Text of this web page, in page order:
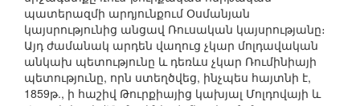
պատերազմի արդյունքում Օսմանյան
կայսրությունից անցավ Ռուսական կայսրությանը։
Այդ ժամանակ արդեն վաղուց չկար մոլդավական
անկախ պետությունը և դեռևս չկար Ռումինիայի
պետությունը, որն ստեղծվեց, ինչպես հայտնի է,
1859թ., ի հաշիվ Թուրքիայից կախյալ Մոլդովայի և